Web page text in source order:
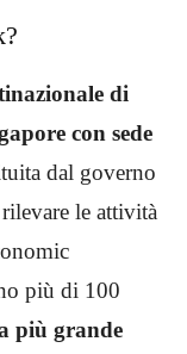
di
con sede
dal governo
le attività
più di 100
più grande